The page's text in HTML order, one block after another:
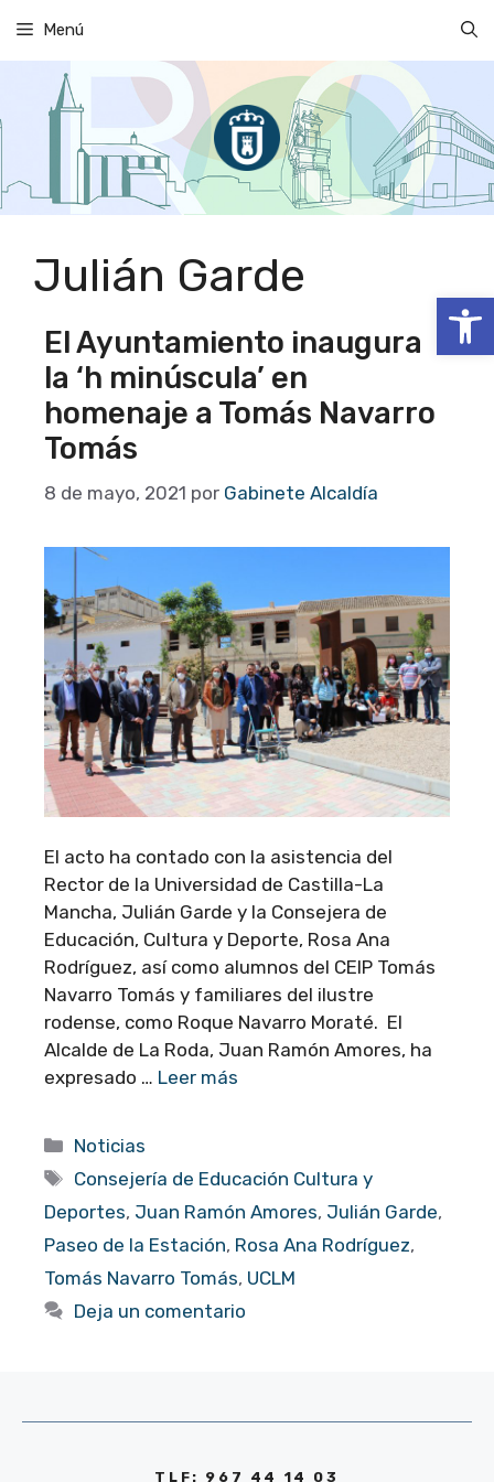
Abrir
contenido
Menú
Julián Garde
El Ayuntamiento inaugura
la ‘h minúscula’ en
homenaje a Tomás Navarro
Tomás
8 de mayo, 2021 por Gabinete Alcaldía
El acto ha contado con la asistencia del
Rector de la Universidad de Castilla-La
Mancha, Julián Garde y la Consejera de
Educación, Cultura y Deporte, Rosa Ana
Rodríguez, así como alumnos del CEIP Tomás
Navarro Tomás y familiares del ilustre
rodense, como Roque Navarro Moraté. El
Alcalde de La Roda, Juan Ramón Amores, ha
expresado … Leer más
Categorías
Noticias
Etiquetas
Consejería de Educación Cultura y
Deportes, Juan Ramón Amores, Julián Garde,
Paseo de la Estación, Rosa Ana Rodríguez,
Tomás Navarro Tomás, UCLM
Deja un comentario
TLF: 967 44 14 03